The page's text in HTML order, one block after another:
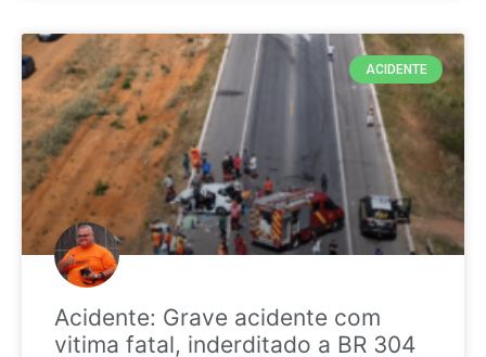
ACIDENTE
Acidente: Grave acidente com
vitima fatal, inderditado a BR 304